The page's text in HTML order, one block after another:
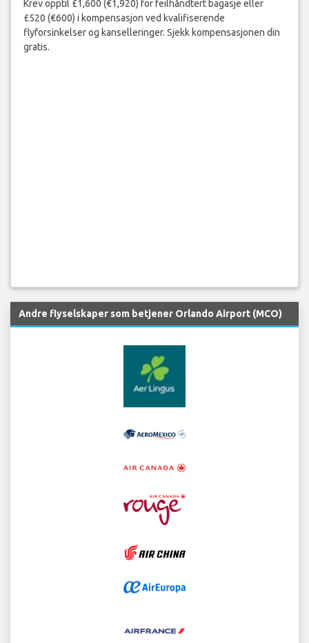
Krev opptil £1,600 (€1,920) for feilhåndtert bagasje eller
£520 (€600) i kompensasjon ved kvalifiserende
flyforsinkelser og kanselleringer. Sjekk kompensasjonen din
gratis.
Andre flyselskaper som betjener Orlando Airport (MCO)